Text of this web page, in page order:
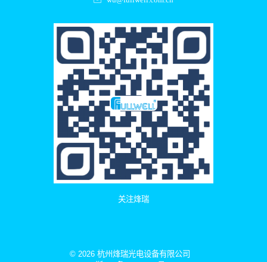
关注烽瑞
© 2026 杭州烽瑞光电设备有限公司